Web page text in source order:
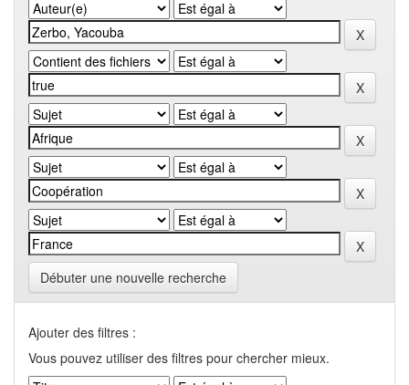
Débuter une nouvelle recherche
Ajouter des filtres :
Vous pouvez utiliser des filtres pour chercher mieux.